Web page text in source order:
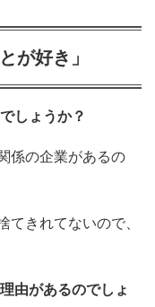
が好き」
しょうか？
係の企業があるの
てきれてないので、
由があるのでしょ